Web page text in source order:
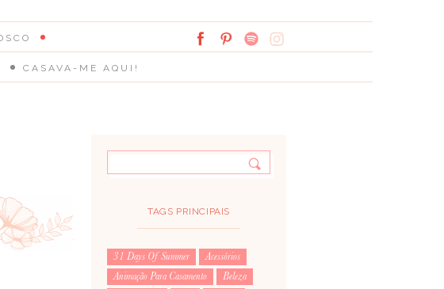
CASAVA-ME AQUI!
TAGS PRINCIPAIS
31 Days Of Summer
Acessórios
Animação Para Casamento
Beleza